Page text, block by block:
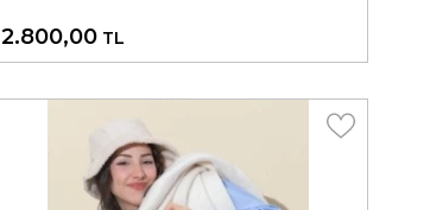
2.800,00 TL